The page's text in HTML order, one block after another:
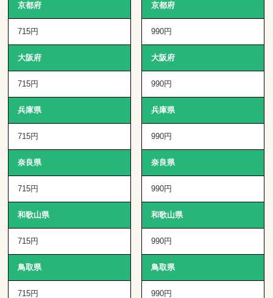
京都府
715円
大阪府
715円
兵庫県
715円
奈良県
715円
和歌山県
715円
鳥取県
715円
京都府
990円
大阪府
990円
兵庫県
990円
奈良県
990円
和歌山県
990円
鳥取県
990円